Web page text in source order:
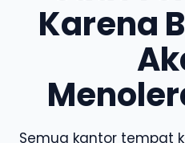
Karena
Semua kantor tempat